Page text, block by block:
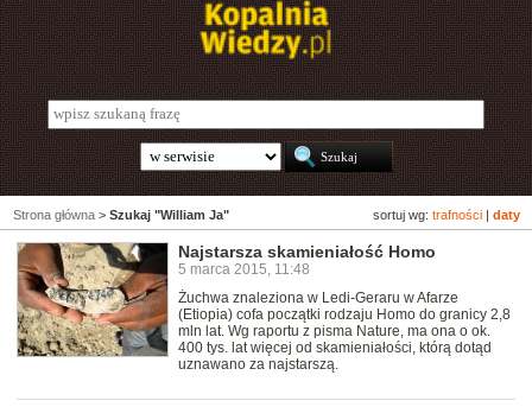
sortuj wg: trafności daty
Strona główna > Szukaj "William Ja"
Najstarsza skamieniałość Homo
5 marca 2015, 11:48
Żuchwa znaleziona w Ledi-Geraru w Afarze
(Etiopia) cofa początki rodzaju Homo do granicy 2,8
mln lat. Wg raportu z pisma Nature, ma ona o ok.
400 tys. lat więcej od skamieniałości, którą dotąd
uznawano za najstarszą.